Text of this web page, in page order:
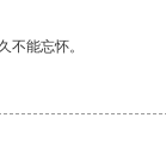
不能忘怀。